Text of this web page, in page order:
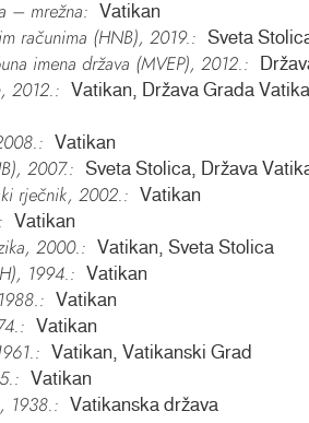
– mrežna: Vatikan
računima (HNB), 2019.: Sveta
imena država (MVEP), 2012.:
2012.:
Vatikan, Država Grada
Vatikan
2007.: Sveta Stolica, Država
rječnik, 2002.: Vatikan
Vatikan
2000.: Vatikan, Sveta Stolica
1994.: Vatikan
Vatikan
Vatikan
Vatikan, Vatikanski Grad
Vatikan
1938.: Vatikanska država